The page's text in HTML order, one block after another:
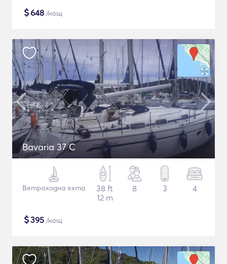
$648 /нощ
Bavaria 37 C
Ветроходна яхта
38 ft
12 m
8 3 4
$395 /нощ